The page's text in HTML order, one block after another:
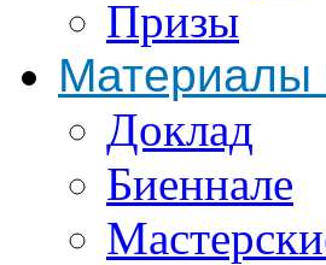
Призы
Материалы
Доклад
Биеннале